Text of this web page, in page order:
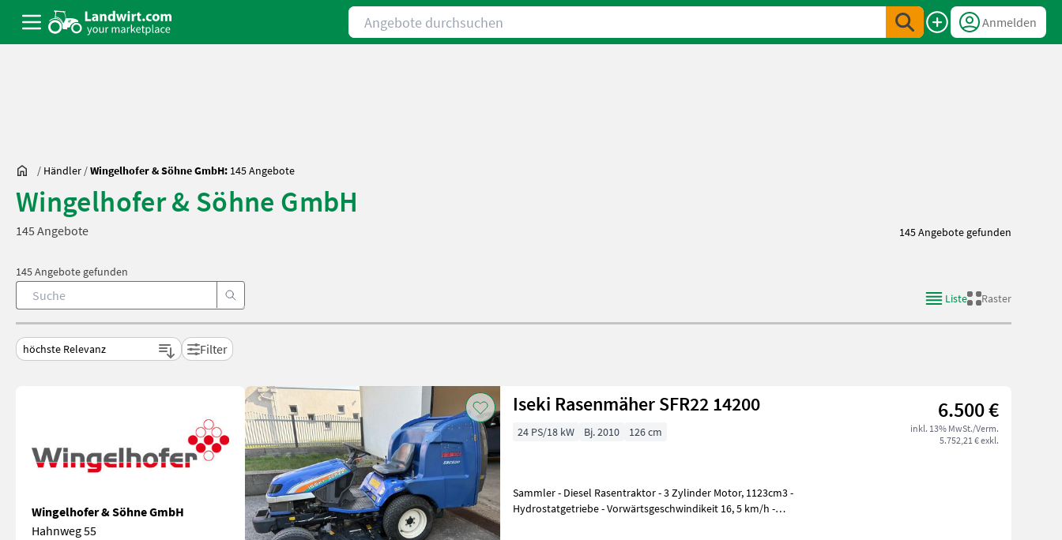
Angebote durchsuchen
Anmelden
/ Händler /Wingelhofer & Söhne GmbH: 145 Angebote
Wingelhofer & Söhne GmbH
145 Angebote 145 Angebote gefunden
145 Angebote gefunden
Liste
Raster
Filter
Wingelhofer & Söhne GmbH
Hahnweg 55
Iseki Rasenmäher SFR22 14200 6.500 €
inkl. 13% MwSt./Verm.
5.752,21 € exkl.
24 PS/18 kW Bj. 2010 126 cm
Sammler - Diesel Rasentraktor - 3 Zylinder Motor, 1123cm3 -
Hydrostatgetriebe - Vorwärtsgeschwindikeit 16, 5 km/h -